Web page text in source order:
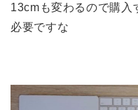
13cmも変わるので購入
必要ですな